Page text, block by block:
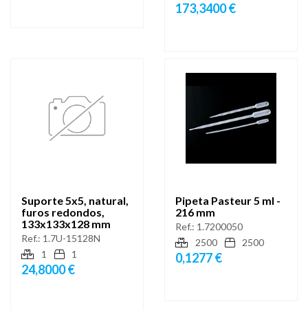
173,3400 €
Suporte 5x5, natural,
furos redondos,
133x133x128 mm
Ref.: 1.7U-15128N
1
1
24,8000 €
Pipeta Pasteur 5 ml -
216 mm
Ref.: 1.7200050
2500
2500
0,1277 €